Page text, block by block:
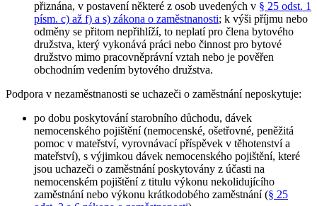
přiznána, v postavení některé z osob uvedených v § 25 odst. 1
písm. c) až f) a s) zákona o zaměstnanosti; k výši příjmu nebo
odměny se přitom nepřihlíží, to neplatí pro člena bytového
družstva, který vykonává práci nebo činnost pro bytové
družstvo mimo pracovněprávní vztah nebo je pověřen
obchodním vedením bytového družstva.
Podpora v nezaměstnanosti se uchazeči o zaměstnání neposkytuje:
po dobu poskytování starobního důchodu, dávek
nemocenského pojištění (nemocenské, ošetřovné, peněžitá
pomoc v mateřství, vyrovnávací příspěvek v těhotenství a
mateřství), s výjimkou dávek nemocenského pojištění, které
jsou uchazeči o zaměstnání poskytovány z účasti na
nemocenském pojištění z titulu výkonu nekolidujícího
zaměstnání nebo výkonu krátkodobého zaměstnání (§ 25